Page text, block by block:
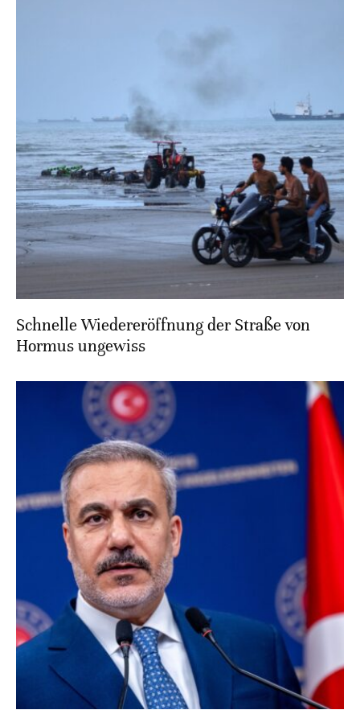
Schnelle Wiedereröffnung der Straße von
Hormus ungewiss